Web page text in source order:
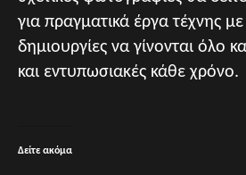
για πραγματικά έργα τέχνης
δημιουργίες να γίνονται όλο
και εντυπωσιακές κάθε χρόνο.
Δείτε ακόμα